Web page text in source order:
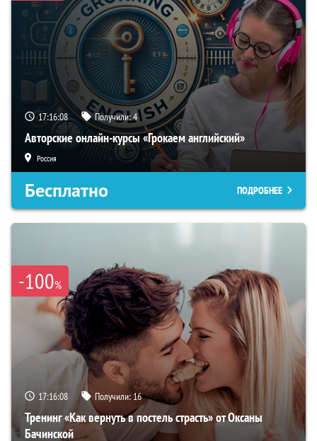
17:16:07 Получили:4
Авторские онлайн-курсы «Грокаем английский»
Россия
Бесплатно ПОДРОБНЕЕ
-100%
17:16:07 Получили:16
Тренинг «Как вернуть в постель страсть» от Оксаны
Бачинской